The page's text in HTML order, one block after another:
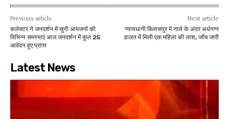
Previous article
कलेक्टर ने जनदर्शन में सुनी आमजनों की
विभिन्न समस्याएं आज जनदर्शन में कुल 25
आवेदन हुए प्राप्त
Next article
न्यायधानी बिलासपुर में नाले के अंदर अर्धनग्न
हालत में मिली एक महिला की लाश, जाँच जारी
Latest News